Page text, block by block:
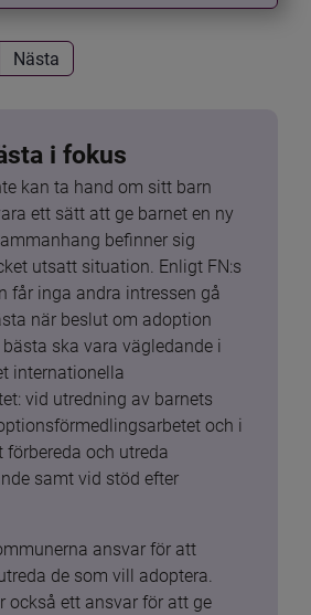
Nästa
i fokus
kan ta hand om sitt barn
ett sätt att ge barnet en ny
befinner sig
utsatt situation. Enligt FN:s
får inga andra intressen gå
när beslut om adoption
ska vara vägledande i
internationella
vid utredning av barnets
och i
förbereda och utreda
samt vid stöd efter
ansvar för att
de som vill adoptera.
också ett ansvar för att ge